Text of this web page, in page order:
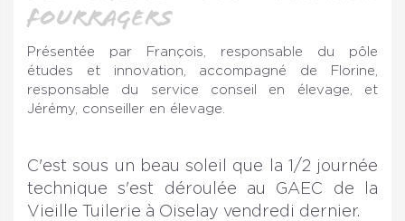
fourragers
Présentée par François, responsable du pôle
études et innovation, accompagné de Florine,
responsable du service conseil en élevage, et
Jérémy, conseiller en élevage.
C'est sous un beau soleil que la 1/2 journée
technique s'est déroulée au GAEC de la
Vieille Tuilerie à Oiselay vendredi dernier.